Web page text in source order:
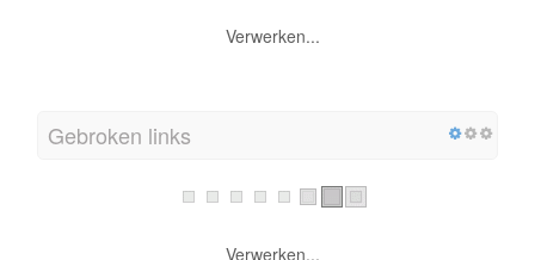
Verwerken...
Gebroken links
Verwerken...